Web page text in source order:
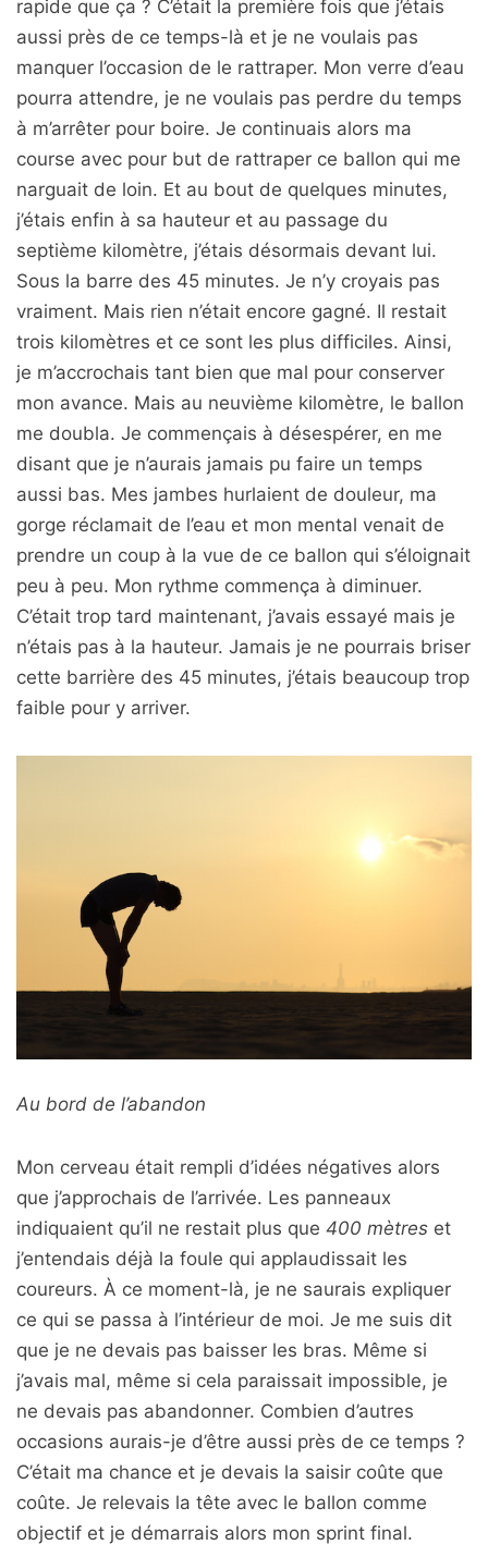
rapide que ça ? C’était la première fois que j’étais
aussi près de ce temps-là et je ne voulais pas
manquer l’occasion de le rattraper. Mon verre d’eau
pourra attendre, je ne voulais pas perdre du temps
à m’arrêter pour boire. Je continuais alors ma
course avec pour but de rattraper ce ballon qui me
narguait de loin. Et au bout de quelques minutes,
j’étais enfin à sa hauteur et au passage du
septième kilomètre, j’étais désormais devant lui.
Sous la barre des 45 minutes. Je n’y croyais pas
vraiment. Mais rien n’était encore gagné. Il restait
trois kilomètres et ce sont les plus difficiles. Ainsi,
je m’accrochais tant bien que mal pour conserver
mon avance. Mais au neuvième kilomètre, le ballon
me doubla. Je commençais à désespérer, en me
disant que je n’aurais jamais pu faire un temps
aussi bas. Mes jambes hurlaient de douleur, ma
gorge réclamait de l’eau et mon mental venait de
prendre un coup à la vue de ce ballon qui s’éloignait
peu à peu. Mon rythme commença à diminuer.
C’était trop tard maintenant, j’avais essayé mais je
n’étais pas à la hauteur. Jamais je ne pourrais briser
cette barrière des 45 minutes, j’étais beaucoup trop
faible pour y arriver.
Au bord de l’abandon
Mon cerveau était rempli d’idées négatives alors
que j’approchais de l’arrivée. Les panneaux
indiquaient qu’il ne restait plus que 400 mètres et
j’entendais déjà la foule qui applaudissait les
coureurs. À ce moment-là, je ne saurais expliquer
ce qui se passa à l’intérieur de moi. Je me suis dit
que je ne devais pas baisser les bras. Même si
j’avais mal, même si cela paraissait impossible, je
ne devais pas abandonner. Combien d’autres
occasions aurais-je d’être aussi près de ce temps ?
C’était ma chance et je devais la saisir coûte que
coûte. Je relevais la tête avec le ballon comme
objectif et je démarrais alors mon sprint final.